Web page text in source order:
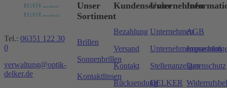
Tel.: 06351 122 30
0
verwaltung@optik-
delker.de
Unser
Sortiment
Brillen
Sonnenbrillen
Kontaktlinsen
Kundenservice
Bezahlung
Versand
Kontakt
Rücksendung
Unternehmen
Unternehmen
Stellenanzeigen
DELKER
AGB
Impressum
Datenschutz